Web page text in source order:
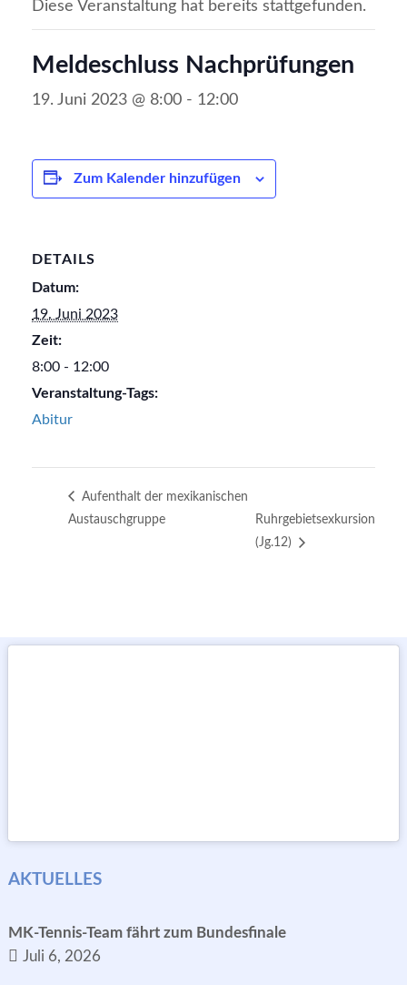
Diese Veranstaltung hat bereits stattgefunden.
Meldeschluss Nachprüfungen
19. Juni 2023 @ 8:00 - 12:00
Zum Kalender hinzufügen
DETAILS
Datum:
19. Juni 2023
Zeit:
8:00 - 12:00
Veranstaltung-Tags:
Abitur
Aufenthalt der mexikanischen
Austauschgruppe
Ruhrgebietsexkursion
(Jg.12)
AKTUELLES
MK-Tennis-Team fährt zum Bundesfinale
Juli 6, 2026